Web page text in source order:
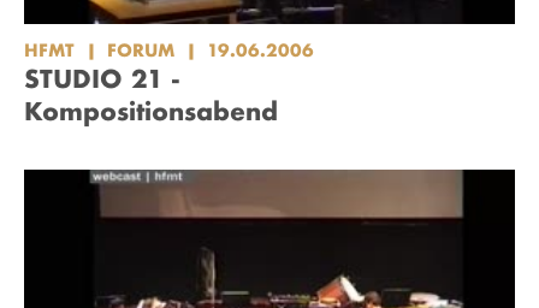
HFMT FORUM 19.06.2006
STUDIO 21 -
Kompositionsabend